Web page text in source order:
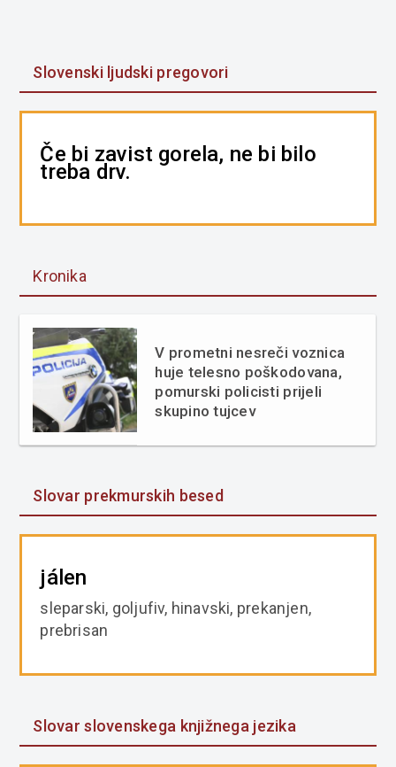
Slovenski ljudski pregovori
Če bi zavist gorela, ne bi bilo
treba drv.
Kronika
V prometni nesreči voznica
huje telesno poškodovana,
pomurski policisti prijeli
skupino tujcev
Slovar prekmurskih besed
jálen
sleparski, goljufiv, hinavski, prekanjen,
prebrisan
Slovar slovenskega knjižnega jezika